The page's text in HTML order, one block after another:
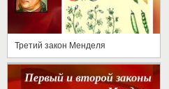
Третий закон Менделя